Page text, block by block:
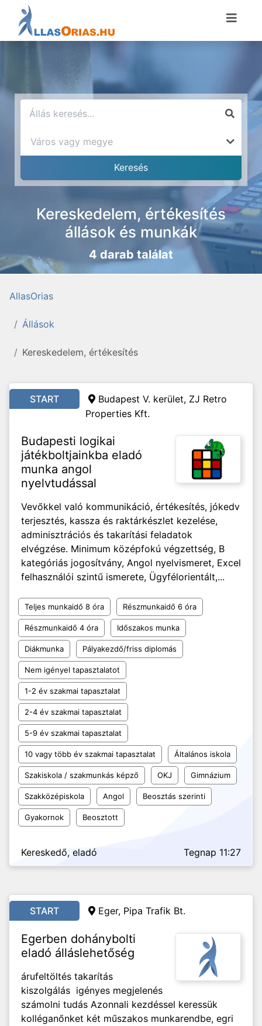
Kereskedelem, értékesítés
állások és munkák
4 darab találat
AllasOrias
Állások
Kereskedelem, értékesítés
START
Budapest V. kerület, ZJ Retro
Properties Kft.
Budapesti logikai
játékboltjainkba eladó
munka angol
nyelvtudással
Vevőkkel való kommunikáció, értékesítés, jókedv
terjesztés, kassza és raktárkészlet kezelése,
adminisztrációs és takarítási feladatok
elvégzése. Minimum középfokú végzettség, B
kategóriás jogosítvány, Angol nyelvismeret, Excel
felhasználói szintű ismerete, Ügyfélorientált,...
Teljes munkaidő 8 óra Részmunkaidő 6 óra
Részmunkaidő 4 óra Időszakos munka
Diákmunka Pályakezdő/friss diplomás
Nem igényel tapasztalatot
1-2 év szakmai tapasztalat
2-4 év szakmai tapasztalat
5-9 év szakmai tapasztalat
10 vagy több év szakmai tapasztalat Általános iskola
Szakiskola / szakmunkás képző OKJ Gimnázium
Szakközépiskola Angol Beosztás szerinti
Gyakornok Beosztott
Kereskedő, eladó Tegnap 11:27
START Eger, Pipa Trafik Bt.
Egerben dohánybolti
eladó álláslehetőség
árufeltöltés takarítás
kiszolgálás igényes megjelenés
számolni tudás Azonnali kezdéssel keressük
kolléganőnket két műszakos munkarendbe, egri